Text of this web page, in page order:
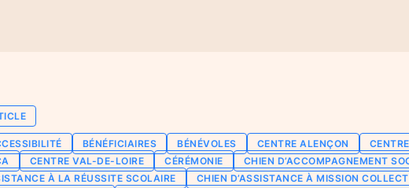
BÉNÉFICIAIRES BÉNÉVOLES CENTRE ALENÇON
CENTRE VAL-DE-LOIRE CÉRÉMONIE
CHIEN D’ACCOMPAGNEMENT
À LA RÉUSSITE SCOLAIRE
CHIEN D’ASSISTANCE À MISSION